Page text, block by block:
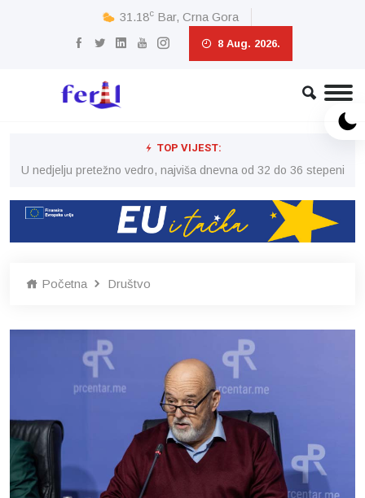
31.18c Bar, Crna Gora
8 Aug. 2026.
TOP VIJEST:
U nedjelju pretežno vedro, najviša dnevna od 32 do 36 stepeni
Početna Društvo